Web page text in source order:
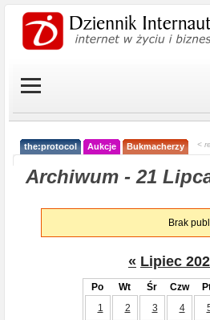
the:protocol Aukcje Bukmacherzy <
Archiwum - 21
Brak
« Lipiec
Po Wt Śr Czw
1
2 3 4